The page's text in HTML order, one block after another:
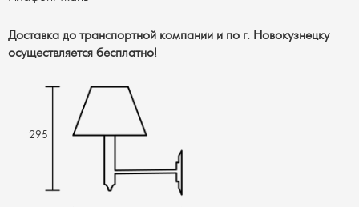
Доставка до транспортной компании и по г. Новокузнецку
осуществляется бесплатно!
295